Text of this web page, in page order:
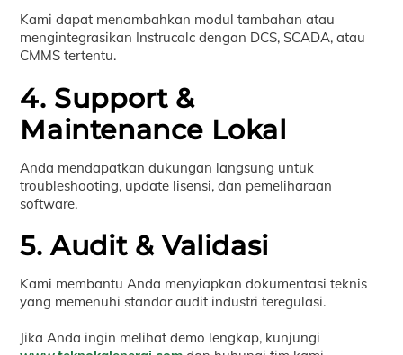
Kami dapat menambahkan modul tambahan atau
mengintegrasikan Instrucalc dengan DCS, SCADA, atau
CMMS tertentu.
4. Support &
Maintenance Lokal
Anda mendapatkan dukungan langsung untuk
troubleshooting, update lisensi, dan pemeliharaan
software.
5. Audit & Validasi
Kami membantu Anda menyiapkan dokumentasi teknis
yang memenuhi standar audit industri teregulasi.
Jika Anda ingin melihat demo lengkap, kunjungi